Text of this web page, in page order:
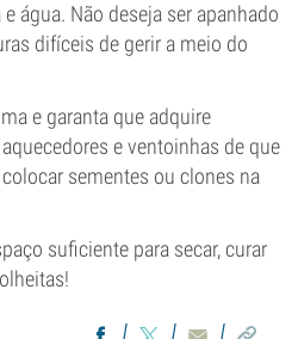
água. Não deseja ser apanhado
difíceis de gerir a meio do
e garanta que adquire
e ventoinhas de que
sementes ou clones na
suficiente para secar, curar